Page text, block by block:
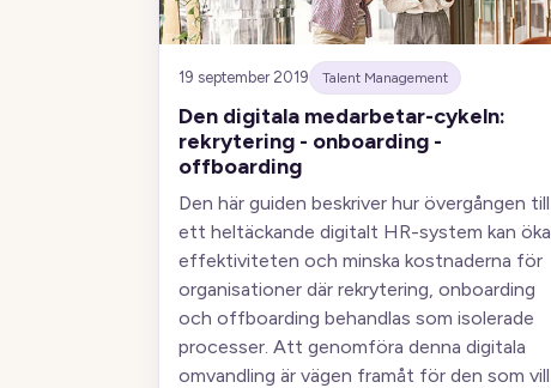
19 september 2019 Talent Management
Den digitala medarbetar-cykeln:
rekrytering - onboarding -
offboarding
Den här guiden beskriver hur övergången till
ett heltäckande digitalt HR-system kan öka
effektiviteten och minska kostnaderna för
organisationer där rekrytering, onboarding
och offboarding behandlas som isolerade
processer. Att genomföra denna digitala
omvandling är vägen framåt för den som vill